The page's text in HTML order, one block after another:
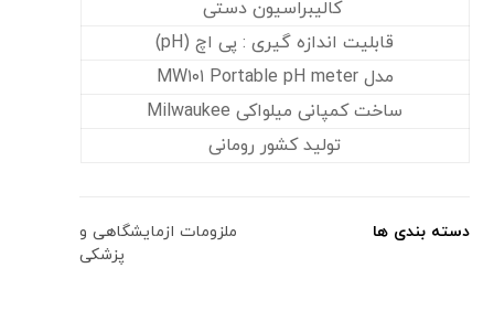
کالیبراسیون دستی
قابلیت اندازه گیری : پی اچ (pH)
مدل MW۱۰۱ Portable pH meter
ساخت کمپانی میلواکی Milwaukee
تولید کشور رومانی
دسته بندی ها
ملزومات ازمایشگاهی و
پزشکی